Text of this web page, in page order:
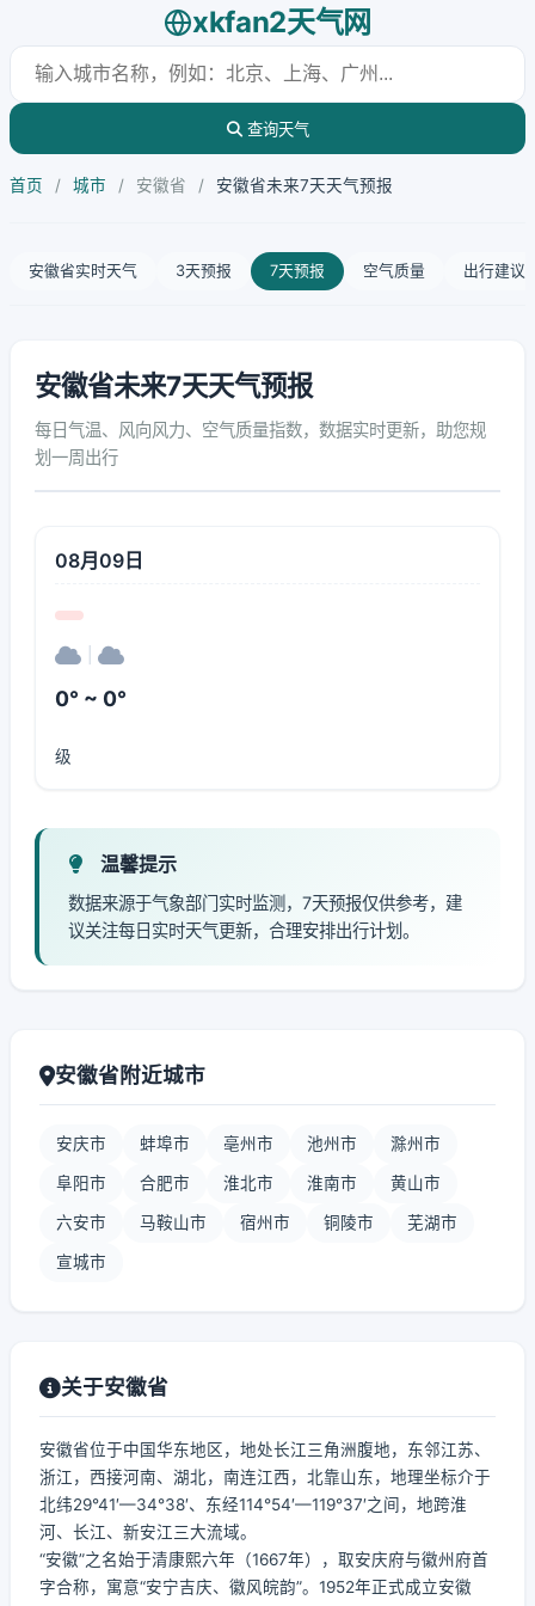
xkfan2天气网
查询天气
首页 / 城市 / 安徽省 / 安徽省未来7天天气预报
安徽省实时天气 3天预报 7天预报 空气质量 出行建议
安徽省未来7天天气预报
每日气温、风向风力、空气质量指数，数据实时更新，助您规
划一周出行
08月09日
0° ~ 0°
级
温馨提示
数据来源于气象部门实时监测，7天预报仅供参考，建
议关注每日实时天气更新，合理安排出行计划。
安徽省附近城市
安庆市 蚌埠市 亳州市 池州市 滁州市
阜阳市 合肥市 淮北市 淮南市 黄山市
六安市 马鞍山市 宿州市 铜陵市 芜湖市
宣城市
关于安徽省
安徽省位于中国华东地区，地处长江三角洲腹地，东邻江苏、
浙江，西接河南、湖北，南连江西，北靠山东，地理坐标介于
北纬29°41′—34°38′、东经114°54′—119°37′之间，地跨淮
河、长江、新安江三大流域。
“安徽”之名始于清康熙六年（1667年），取安庆府与徽州府首
字合称，寓意“安宁吉庆、徽风皖韵”。1952年正式成立安徽